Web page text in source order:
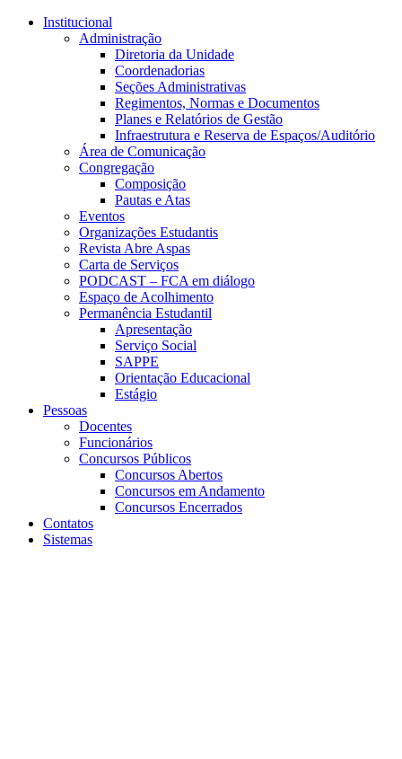
Conteúdo principal
Institucional
Administração
Diretoria da Unidade
Coordenadorias
Seções Administrativas
Regimentos, Normas e Documentos
Planes e Relatórios de Gestão
Infraestrutura e Reserva de Espaços/Auditório
Área de Comunicação
Congregação
Composição
Pautas e Atas
Eventos
Organizações Estudantis
Revista Abre Aspas
Carta de Serviços
PODCAST – FCA em diálogo
Espaço de Acolhimento
Permanência Estudantil
Apresentação
Serviço Social
SAPPE
Orientação Educacional
Estágio
Pessoas
Docentes
Funcionários
Concursos Públicos
Concursos Abertos
Concursos em Andamento
Concursos Encerrados
Contatos
Sistemas